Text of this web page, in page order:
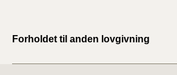
Forholdet til anden lovgivning